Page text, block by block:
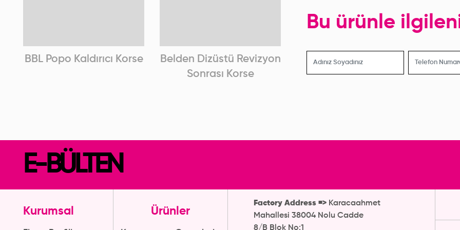
BBL Popo Kaldırıcı Korse
Belden Dizüstü Revizyon
Sonrası Korse
Belden Dizaltı Revizyon
Sonrası Korse
Bu ürünle
E-BÜLTEN
Kurumsal Ürünler
Factory Address => Karacaahmet
Mahallesi 38004 Nolu Cadde
8/B Blok No:1